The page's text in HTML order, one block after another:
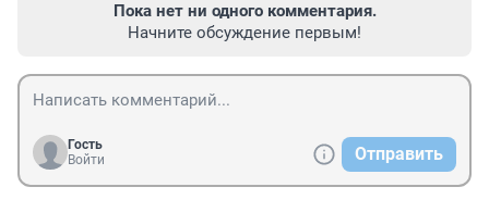
Пока нет ни одного комментария.
Начните обсуждение первым!
Гость
Войти
Отправить